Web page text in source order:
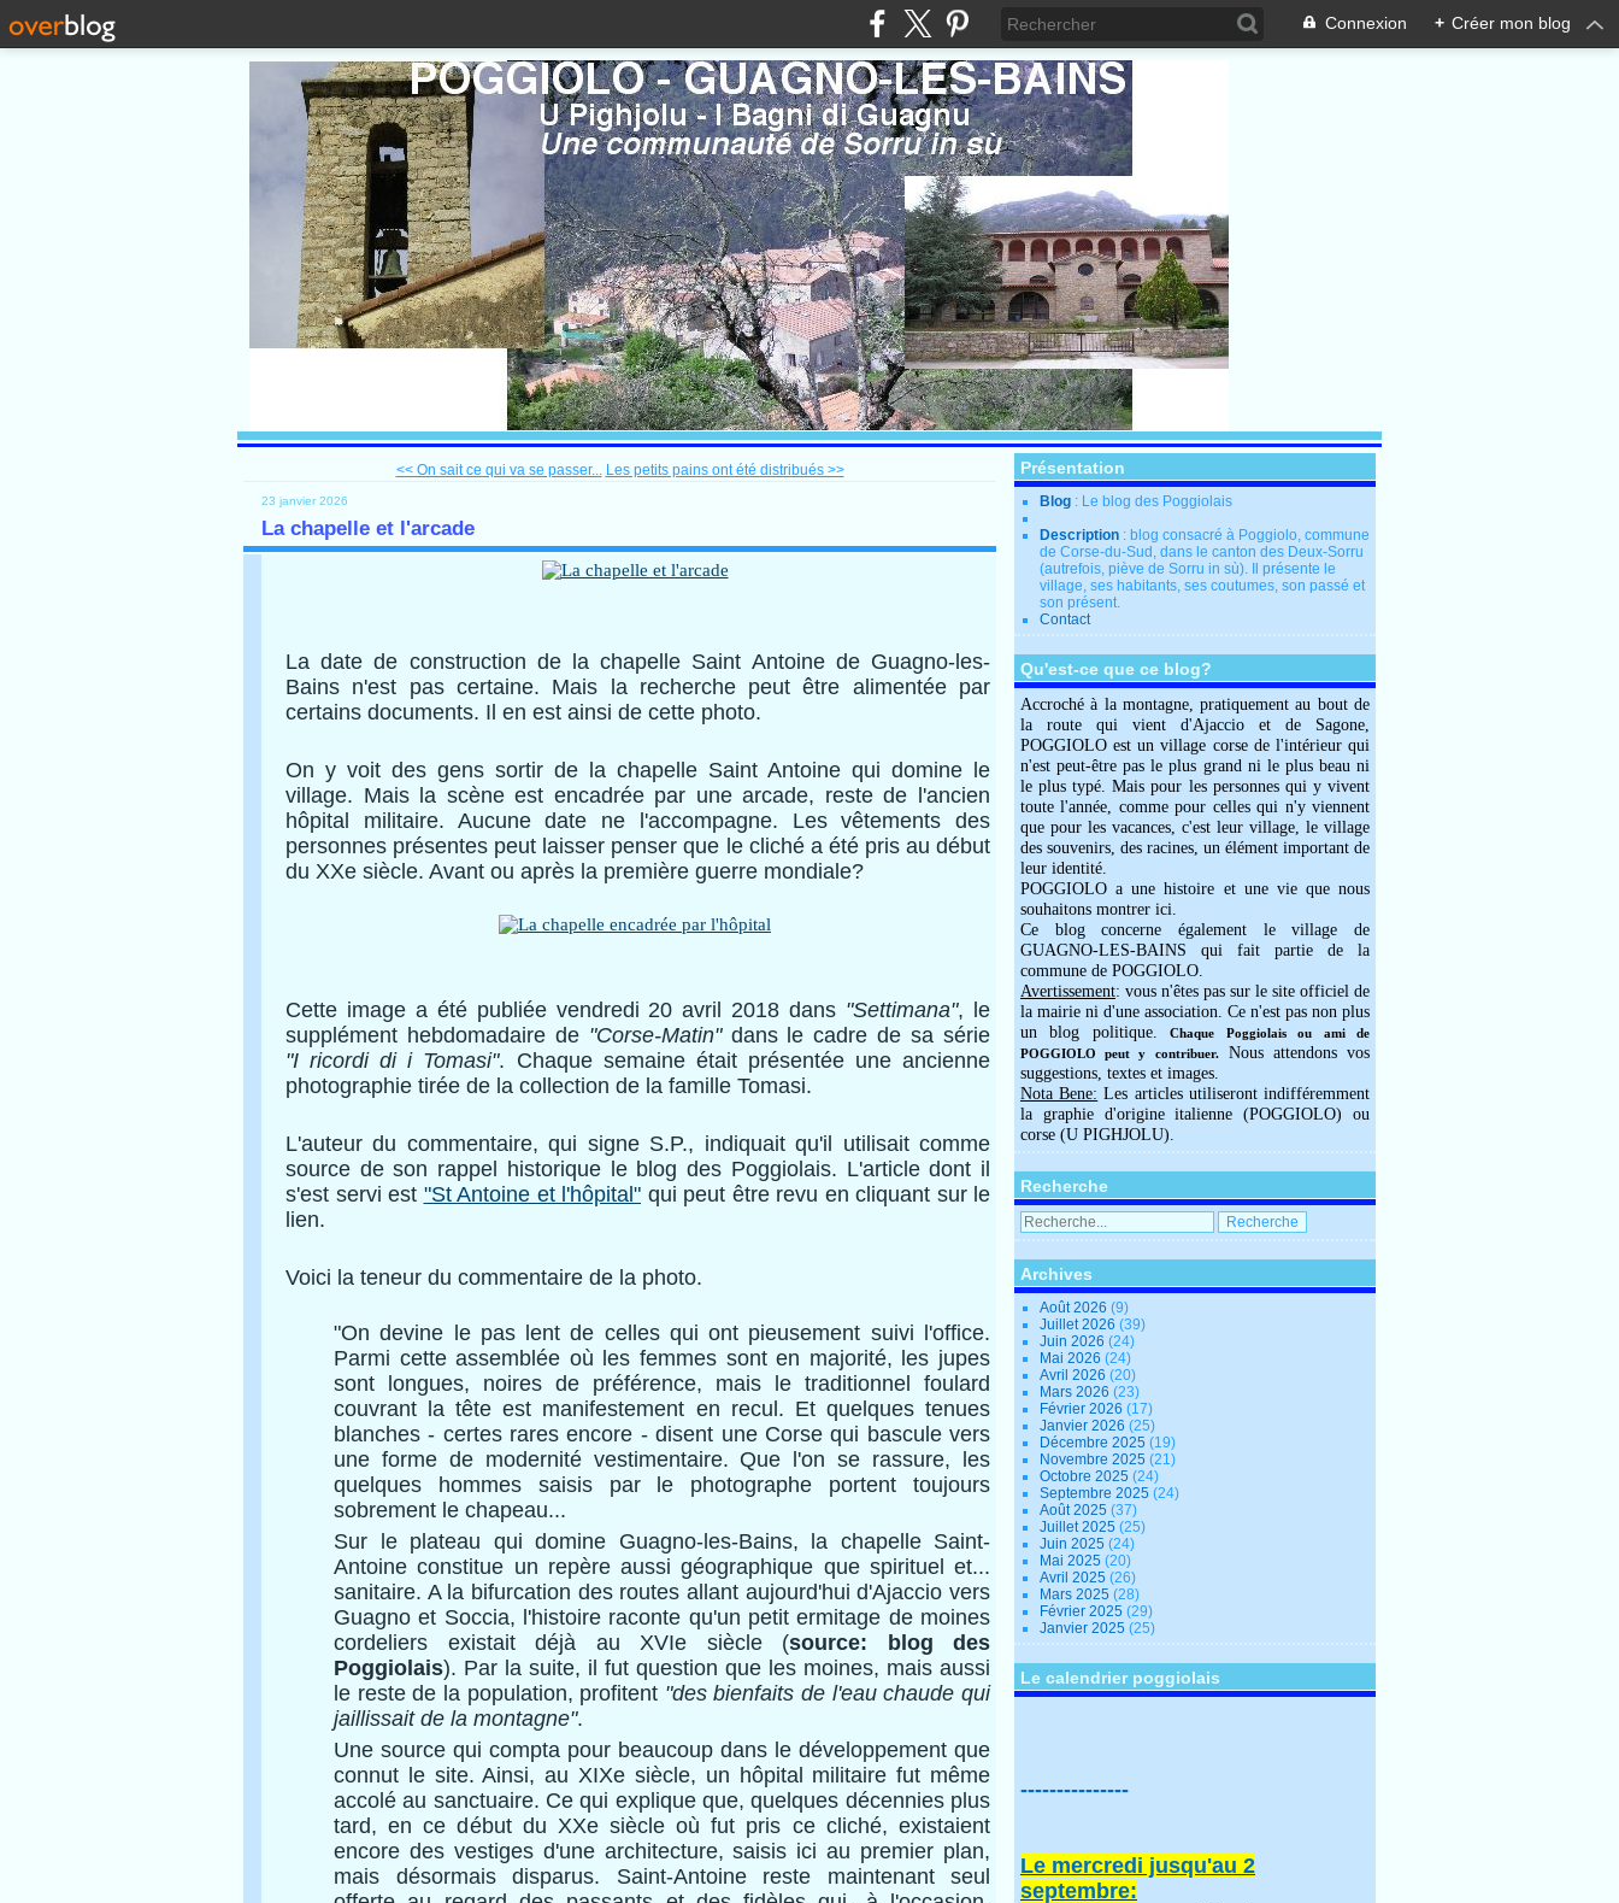
Connexion + Créer mon blog
<< On sait ce qui va se passer... Les petits pains ont été distribués >>
23 janvier 2026
La chapelle et l'arcade
La date de construction de la chapelle Saint Antoine de Guagno-les-
Bains n'est pas certaine. Mais la recherche peut être alimentée par
certains documents. Il en est ainsi de cette photo.
On y voit des gens sortir de la chapelle Saint Antoine qui domine le
village. Mais la scène est encadrée par une arcade, reste de l'ancien
hôpital militaire. Aucune date ne l'accompagne. Les vêtements des
personnes présentes peut laisser penser que le cliché a été pris au début
du XXe siècle. Avant ou après la première guerre mondiale?
Cette image a été publiée vendredi 20 avril 2018 dans "Settimana", le
supplément hebdomadaire de "Corse-Matin"dans le cadre de sa série
"I ricordi di i Tomasi". Chaque semaine était présentée une ancienne
photographie tirée de la collection de la famille Tomasi.
L'auteur du commentaire, qui signe S.P., indiquait qu'il utilisait comme
source de son rappel historique le blog des Poggiolais. L'article dont il
s'est servi est "St Antoine et l'hôpital" qui peut être revu en cliquant sur le
lien.
Voici la teneur du commentaire de la photo.
"On devine le pas lent de celles qui ont pieusement suivi l'office.
Parmi cette assemblée où les femmes sont en majorité, les jupes
sont longues, noires de préférence, mais le traditionnel foulard
couvrant la tête est manifestement en recul. Et quelques tenues
blanches - certes rares encore - disent une Corse qui bascule vers
une forme de modernité vestimentaire. Que l'on se rassure, les
quelques hommes saisis par le photographe portent toujours
sobrement le chapeau...
Sur le plateau qui domine Guagno-les-Bains, la chapelle Saint-
Antoine constitue un repère aussi géographique que spirituel et...
sanitaire. A la bifurcation des routes allant aujourd'hui d'Ajaccio vers
Guagno et Soccia, l'histoire raconte qu'un petit ermitage de moines
cordeliers existait déjà au XVIe siècle (source: blog des
Poggiolais). Par la suite, il fut question que les moines, mais aussi
le reste de la population, profitent "des bienfaits de l'eau chaude qui
jaillissait de la montagne".
Une source qui compta pour beaucoup dans le développement que
connut le site. Ainsi, au XIXe siècle, un hôpital militaire fut même
accolé au sanctuaire. Ce qui explique que, quelques décennies plus
tard, en ce début du XXe siècle où fut pris ce cliché, existaient
encore des vestiges d'une architecture, saisis ici au premier plan,
mais désormais disparus. Saint-Antoine reste maintenant seul
Présentation
Blog : Le blog des Poggiolais
Description : blog consacré à Poggiolo, commune
de Corse-du-Sud, dans le canton des Deux-Sorru
(autrefois, piève de Sorru in sù). Il présente le
village, ses habitants, ses coutumes, son passé et
son présent.
Contact
Qu'est-ce que ce blog?
Accroché à la montagne, pratiquement au bout de
la route qui vient d'Ajaccio et de Sagone,
POGGIOLO est un village corse de l'intérieur qui
n'est peut-être pas le plus grand ni le plus beau ni
le plus typé. Mais pour les personnes qui y vivent
toute l'année, comme pour celles qui n'y viennent
que pour les vacances, c'est leur village, le village
des souvenirs, des racines, un élément important de
leur identité.
POGGIOLO a une histoire et une vie que nous
souhaitons montrer ici.
Ce blog concerne également le village de
GUAGNO-LES-BAINS qui fait partie de la
commune de POGGIOLO.
Avertissement: vous n'êtes pas sur le site officiel de
la mairie ni d'une association. Ce n'est pas non plus
un blog politique.Chaque Poggiolais ou ami de
POGGIOLO peut y contribuer.Nous attendons vos
suggestions, textes et images.
Nota Bene: Les articles utiliseront indifféremment
la graphie d'origine italienne (POGGIOLO) ou
corse (U PIGHJOLU).
Recherche
Archives
Août 2026 (9)
Juillet 2026 (39)
Juin 2026 (24)
Mai 2026 (24)
Avril 2026 (20)
Mars 2026 (23)
Février 2026 (17)
Janvier 2026 (25)
Décembre 2025 (19)
Novembre 2025 (21)
Octobre 2025 (24)
Septembre 2025 (24)
Août 2025 (37)
Juillet 2025 (25)
Juin 2025 (24)
Mai 2025 (20)
Avril 2025 (26)
Mars 2025 (28)
Février 2025 (29)
Janvier 2025 (25)
Le calendrier poggiolais
---------------
Le mercredi jusqu'au 2
septembre: